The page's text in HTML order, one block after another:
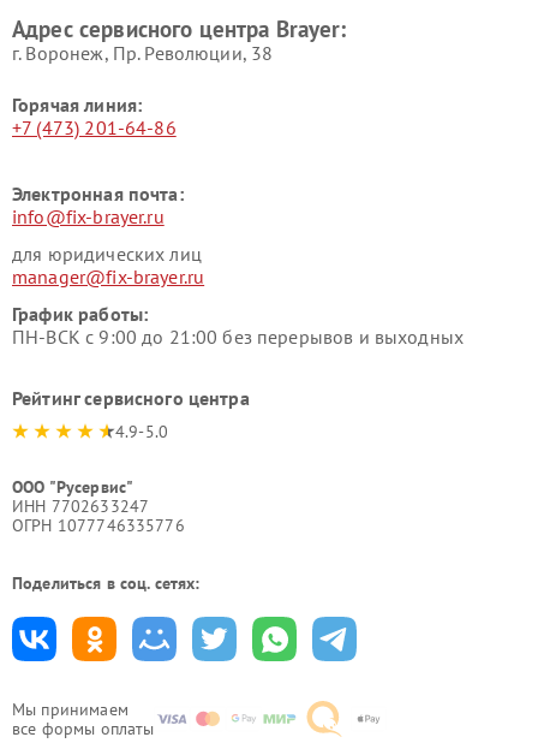
Мы принимаем
все формы оплаты
Адрес сервисного центра Brayer:
г. Воронеж, Пр. Революции, 38
Горячая линия:
+7 (473) 201-64-86
Электронная почта:
info@fix-brayer.ru
для юридических лиц
manager@fix-brayer.ru
График работы:
ПН-ВСК с 9:00 до 21:00 без перерывов и выходных
Рейтинг сервисного центра
4.9-5.0
ООО "Русервис"
ИНН 7702633247
ОГРН 1077746335776
Поделиться в соц. сетях: